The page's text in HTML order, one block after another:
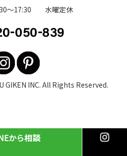
から相談
～17:30 水曜定休
GIKEN INC. All Rights Reserved.